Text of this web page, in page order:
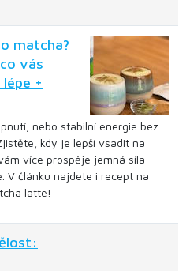
matcha?
vás
+
nebo stabilní energie bez
kdy je lepší vsadit na
více prospěje jemná síla
V článku najdete i recept na
latte!